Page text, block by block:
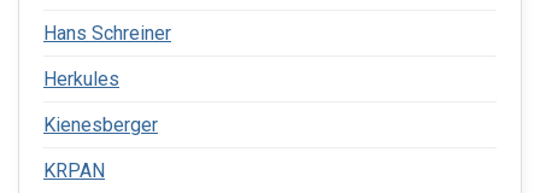
Hans Schreiner
Herkules
Kienesberger
KRPAN